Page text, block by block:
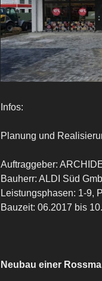
Infos:
Planung und
Auftraggeber:
Bauherr: ALDI Süd
Leistungsphasen: 1-9,
Bauzeit: 06.2017 bis
Neubau einer